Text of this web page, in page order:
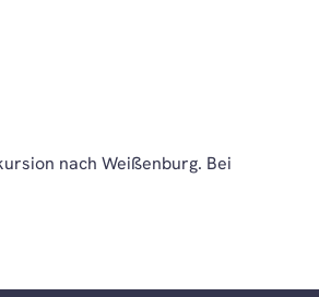
nach Weißenburg. Bei